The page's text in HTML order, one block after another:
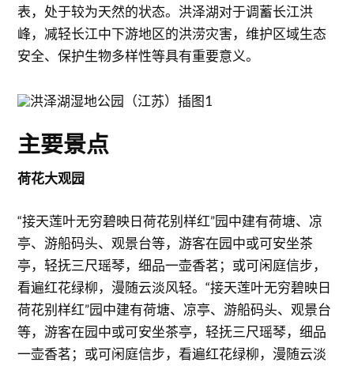
表，处于较为天然的状态。洪泽湖对于调蓄长江洪
峰，减轻长江中下游地区的洪涝灾害，维护区域生态
安全、保护生物多样性等具有重要意义。
主要景点
荷花大观园
“接天莲叶无穷碧映日荷花别样红”园中建有荷塘、凉
亭、游船码头、观景台等，游客在园中或可安坐茶
亭，轻抚三尺瑶琴，细品一壶香茗；或可闲庭信步，
看遍红花绿柳，漫随云淡风轻。“接天莲叶无穷碧映日
荷花别样红”园中建有荷塘、凉亭、游船码头、观景台
等，游客在园中或可安坐茶亭，轻抚三尺瑶琴，细品
一壶香茗；或可闲庭信步，看遍红花绿柳，漫随云淡